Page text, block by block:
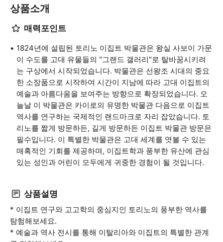
상품소개
매력포인트
1824년에 설립된 토리노 이집트 박물관은 왕실 사보이 가문
이 수도를 고대 유물들의 "그랜드 갤러리"로 탈바꿈시키려
는 구상에서 시작되었습니다. 박물관은 선왕조 시대의 중요
한 소장품으로 시작하여 시간이 지남에 따라 고대 이집트의
예술과 아름다움을 보여주는 방향으로 확장되었습니다. 오
늘날 이 박물관은 카이로의 유명한 박물관 다음으로 이집트
역사를 연구하는 국제적인 랜드마크로 자리 잡았습니다. 토
리노를 짧게 방문하든, 길게 방문하든 이집트 박물관 방문은
필수입니다. 이 특별한 박물관은 고대 세계를 엿볼 수 있는
매혹적인 기회를 제공하며, 이집트학과 풍부한 유산에 관심
있는 성인과 어린이 모두에게 귀중한 경험이 될 것입니다.
상품설명
* 이집트 연구와 고고학의 중심지인 토리노의 풍부한 역사를
탐험해보세요.
* 예술과 역사 전시를 통해 이탈리아와 이집트의 특별한 관계